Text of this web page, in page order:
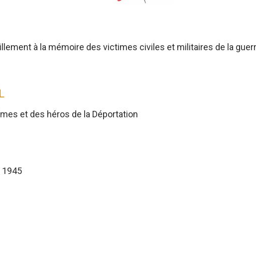
à la mémoire des victimes civiles et militaires de la
et des héros de la Déportation
1945